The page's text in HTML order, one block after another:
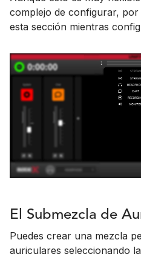
complejo de configurar,
esta sección mientras
El Submezcla de
Puedes crear una mezcla
auriculares seleccionando